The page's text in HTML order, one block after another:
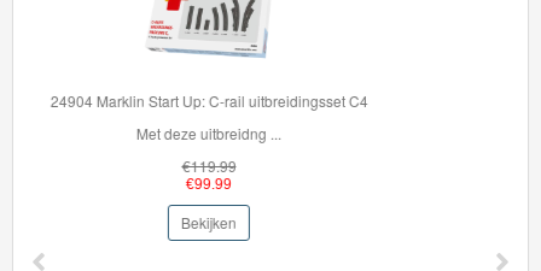
Hot Wheels Auto - Cyber Speeder
Hot Wheels auto Ser...